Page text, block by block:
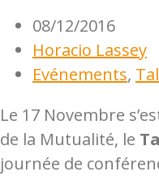
08/12/2016
Horacio Lassey
Evénements,
Le 17 Novembre
de la Mutualité, le
journée de